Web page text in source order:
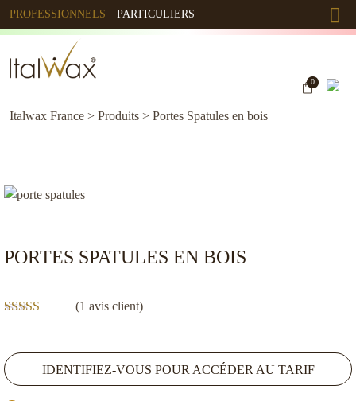
PROFESSIONNELS PARTICULIERS
0
Italwax France > Produits > Portes Spatules en bois
PORTES SPATULES EN BOIS
sur
notation
client
(1 avis client)
IDENTIFIEZ-VOUS POUR ACCÉDER AU TARIF